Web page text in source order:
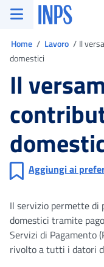
Vai al menu principale
Vai al contenuto
Vai al pie' di pagina
INPS ()
Home Lavoro
Il
domestici
Il
Aggiungi ai
Il servizio permette
domestici tramite
Servizi di Pagamento
rivolto a tutti i datori